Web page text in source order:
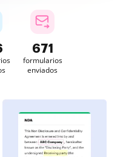
671
formularios
enviados